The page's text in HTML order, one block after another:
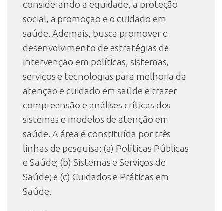
considerando a equidade, a proteção
social, a promoção e o cuidado em
saúde. Ademais, busca promover o
desenvolvimento de estratégias de
intervenção em políticas, sistemas,
serviços e tecnologias para melhoria da
atenção e cuidado em saúde e trazer
compreensão e análises críticas dos
sistemas e modelos de atenção em
saúde. A área é constituída por três
linhas de pesquisa: (a) Políticas Públicas
e Saúde; (b) Sistemas e Serviços de
Saúde; e (c) Cuidados e Práticas em
Saúde.